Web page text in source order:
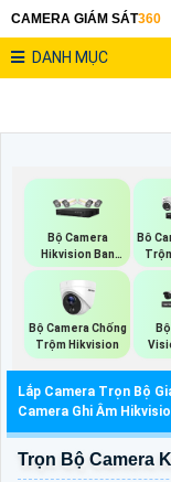
CAMERA GIÁM SÁT360
DANH MỤC
Bộ Camera
Hikvision Ban
Đêm Có Màu
Bô
Bộ Camera Chống
Trộm Hikvision
Lắp Camera Trọn Bộ
Camera Ghi Âm
Trọn Bộ Camera